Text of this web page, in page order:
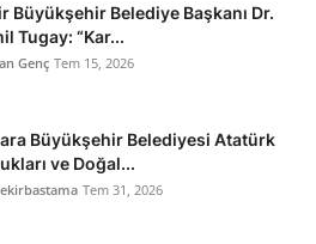
Büyükşehir Belediye Başkanı Dr.
Tugay: “Kar...
Genç Tem 15, 2026
Büyükşehir Belediyesi Atatürk
ve Doğal...
Tem 31, 2026